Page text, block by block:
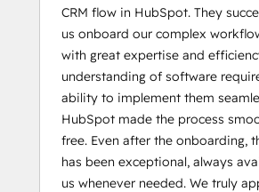
CRM flow in HubSpot. They
us onboard our complex
with great expertise and
understanding of software
ability to implement them
HubSpot made the process
free. Even after the onboarding,
has been exceptional, always
us whenever needed. We truly